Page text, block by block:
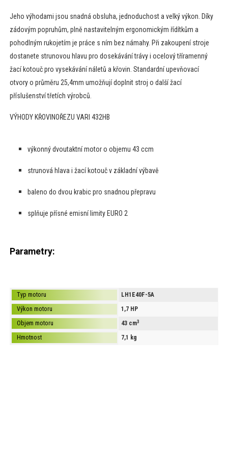
Jeho výhodami jsou snadná obsluha, jednoduchost a velký výkon. Díky
zádovým popruhům, plně nastavitelným ergonomickým řídítkům a
pohodlným rukojetím je práce s ním bez námahy. Při zakoupení stroje
dostanete strunovou hlavu pro dosekávání trávy i ocelový tříramenný
žací kotouč pro vysekávání náletů a křovin. Standardní upevňovací
otvory o průměru 25,4mm umožňují doplnit stroj o další žací
příslušenství třetích výrobců.
VÝHODY KŘOVINOŘEZU VARI 432HB
výkonný dvoutaktní motor o objemu 43 ccm
strunová hlava i žací kotouč v základní výbavě
baleno do dvou krabic pro snadnou přepravu
splňuje přísné emisní limity EURO 2
​Parametry:
Typ motoru
LH1E40F-5A
Výkon motoru
1,7 HP
Objem motoru
43 cm3
Hmotnost 7,1 kg